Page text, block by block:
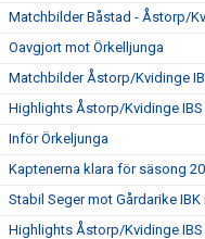
Matchbilder Båstad - Åstorp/
Oavgjort mot Örkelljunga
Matchbilder Åstorp/Kvidinge
Highlights Åstorp/Kvidinge IBS
Inför Örkeljunga
Kaptenerna klara för säsong
Stabil Seger mot Gårdarike
Highlights Åstorp/Kvidinge IBS